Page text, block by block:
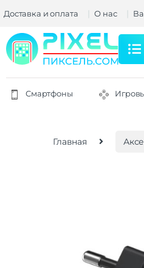
Доставка и оплата О нас
Смартфоны
Главная